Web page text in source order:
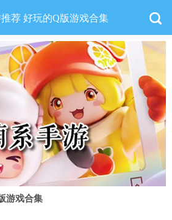
荐 好玩的Q版游戏合集
游戏合集